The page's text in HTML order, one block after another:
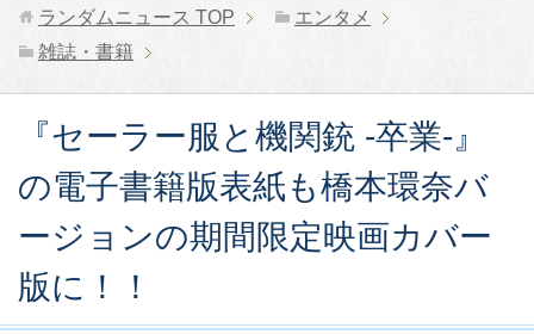
ランダムニュース TOP
エンタメ
雑誌・書籍
『セーラー服と機関銃 -卒業-』
の電子書籍版表紙も橋本環奈バ
ージョンの期間限定映画カバー
版に！！